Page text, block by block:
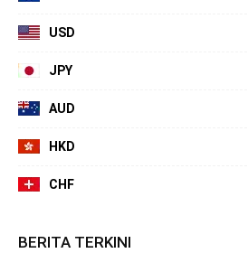
USD
JPY
AUD
HKD
CHF
BERITA TERKINI